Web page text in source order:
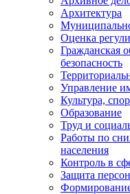
Архитектура
Оценка
Гражданская
безопасность
Управление
Культура,
Образование
Труд и
Работы по
населения
Контроль в
Защита